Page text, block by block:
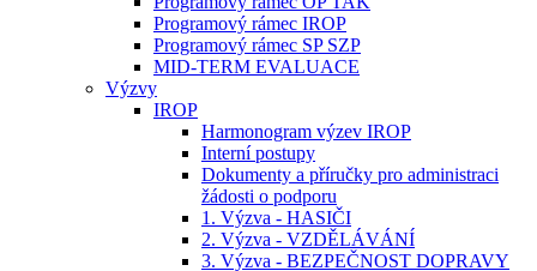
Programový rámec IROP
Programový rámec SP SZP
MID-TERM EVALUACE
Výzvy
IROP
Harmonogram výzev IROP
Interní postupy
Dokumenty a příručky pro administraci
žádosti o podporu
1. Výzva - HASIČI
2. Výzva - VZDĚLÁVÁNÍ
3. Výzva - BEZPEČNOST DOPRAVY